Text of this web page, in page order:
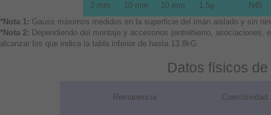
2 mm 10 mm 10 mm 1,5g N45
*Nota 1: Gauss máximos medidos en la superficie del imán aislado y sin
*Nota 2: Dependiendo del montaje y accesorios (entrehierro,
alcanzar los que indica la tabla inferior de hasta 13.8kG.
Datos físicos
Remanencia Coercitividad